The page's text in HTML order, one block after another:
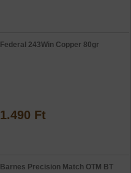
Federal 243Win Copper 80gr
1.490 Ft
Barnes Precision Match OTM BT